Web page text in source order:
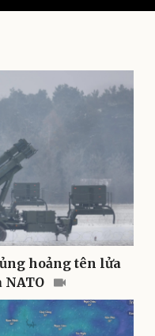
trường
vàng
dùng
giá
khoán
cà phê
hoảng tên lửa
NATO